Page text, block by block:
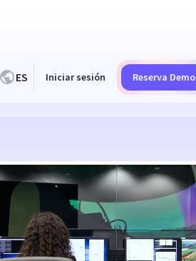
ES Iniciar sesión Reserva Demo